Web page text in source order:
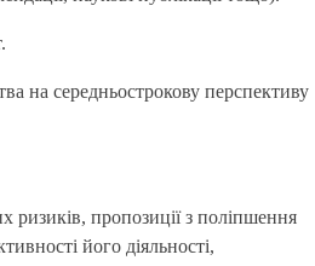
на середньострокову перспективу
ризиків, пропозиції з поліпшення
його діяльності,